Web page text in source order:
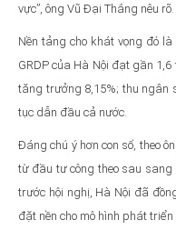
vực”, ông Vũ Đại Thắng nêu rõ.
Nền tảng cho khát vọng đó
GRDP của Hà Nội đạt gần 1,6
tăng trưởng 8,15%; thu ngân
tục dẫn đầu cả nước.
Đáng chú ý hơn con số, theo
từ đầu tư công theo sau
trước hội nghị, Hà Nội đã
đặt nền cho mô hình phát